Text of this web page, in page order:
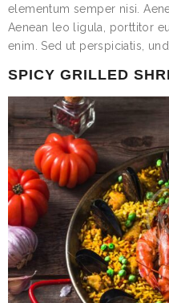
elementum semper nisi.
Aenean leo ligula, porttitor
enim. Sed ut perspiciatis,
SPICY GRILLED